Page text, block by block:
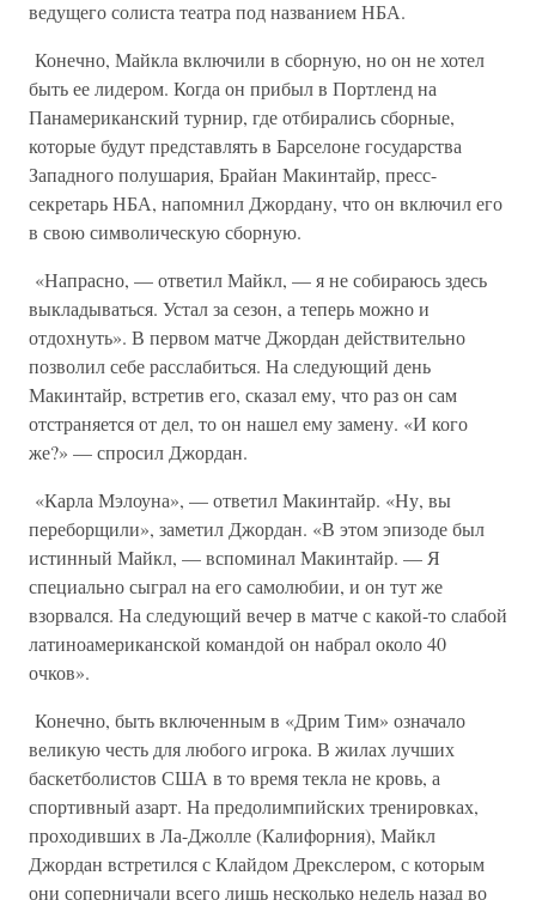
ведущего солиста театра под названием НБА.
Конечно, Майкла включили в сборную, но он не хотел
быть ее лидером. Когда он прибыл в Портленд на
Панамериканский турнир, где отбирались сборные,
которые будут представлять в Барселоне государства
Западного полушария, Брайан Макинтайр, пресс-
секретарь НБА, напомнил Джордану, что он включил его
в свою символическую сборную.
«Напрасно, — ответил Майкл, — я не собираюсь здесь
выкладываться. Устал за сезон, а теперь можно и
отдохнуть». В первом матче Джордан действительно
позволил себе расслабиться. На следующий день
Макинтайр, встретив его, сказал ему, что раз он сам
отстраняется от дел, то он нашел ему замену. «И кого
же?» — спросил Джордан.
«Карла Мэлоуна», — ответил Макинтайр. «Ну, вы
переборщили», заметил Джордан. «В этом эпизоде был
истинный Майкл, — вспоминал Макинтайр. — Я
специально сыграл на его самолюбии, и он тут же
взорвался. На следующий вечер в матче с какой-то слабой
латиноамериканской командой он набрал около 40
очков».
Конечно, быть включенным в «Дрим Тим» означало
великую честь для любого игрока. В жилах лучших
баскетболистов США в то время текла не кровь, а
спортивный азарт. На предолимпийских тренировках,
проходивших в Ла-Джолле (Калифорния), Майкл
Джордан встретился с Клайдом Дрекслером, с которым
они соперничали всего лишь несколько недель назад во